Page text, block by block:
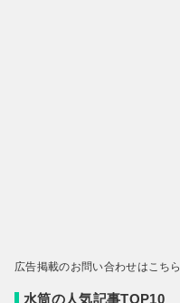
広告掲載のお問い合わせはこちら
水筒の人気記事TOP10